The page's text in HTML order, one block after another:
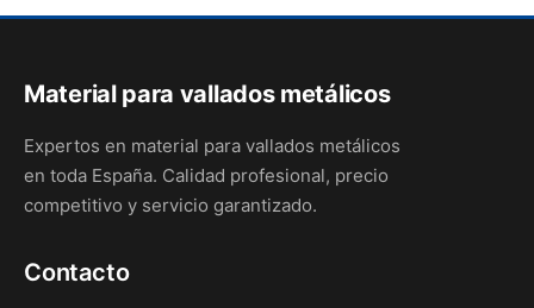
Material para vallados metálicos
Expertos en material para vallados metálicos
en toda España. Calidad profesional, precio
competitivo y servicio garantizado.
Contacto